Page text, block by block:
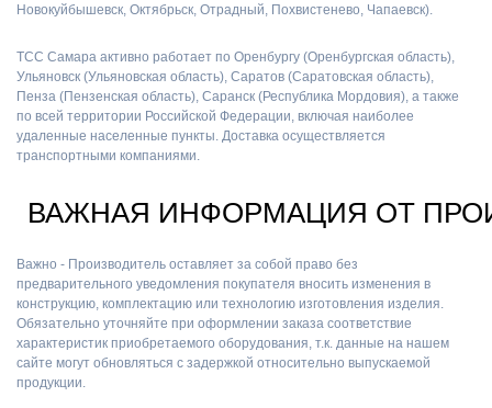
Новокуйбышевск, Октябрьск, Отрадный, Похвистенево, Чапаевск).
ТСС Самара активно работает по Оренбургу (Оренбургская область),
Ульяновск (Ульяновская область), Саратов (Саратовская область),
Пенза (Пензенская область), Саранск (Республика Мордовия), а также
по всей территории Российской Федерации, включая наиболее
удаленные населенные пункты. Доставка осуществляется
транспортными компаниями.
ВАЖНАЯ ИНФОРМАЦИЯ ОТ
Важно - Производитель оставляет за собой право без
предварительного уведомления покупателя вносить изменения в
конструкцию, комплектацию или технологию изготовления изделия.
Обязательно уточняйте при оформлении заказа соответствие
характеристик приобретаемого оборудования, т.к. данные на нашем
сайте могут обновляться с задержкой относительно выпускаемой
продукции.